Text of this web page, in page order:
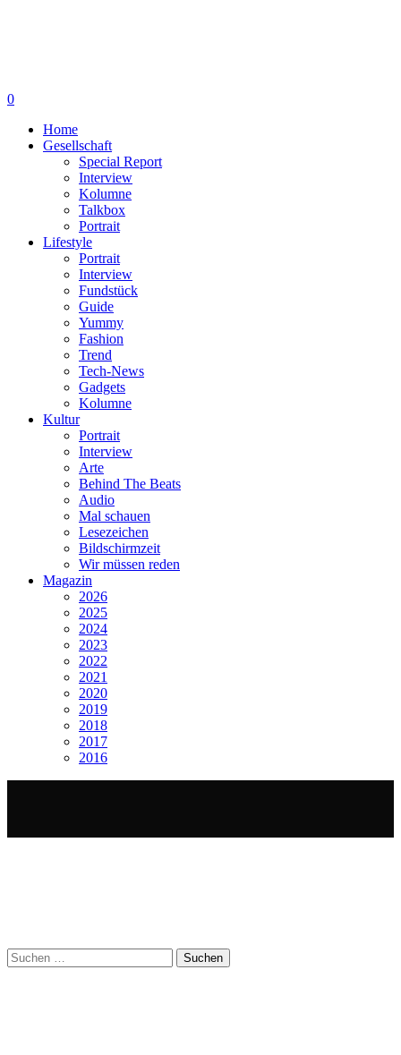
0
Home
Gesellschaft
Special Report
Interview
Kolumne
Talkbox
Portrait
Lifestyle
Portrait
Interview
Fundstück
Guide
Yummy
Fashion
Trend
Tech-News
Gadgets
Kolumne
Kultur
Portrait
Interview
Arte
Behind The Beats
Audio
Mal schauen
Lesezeichen
Bildschirmzeit
Wir müssen reden
Magazin
2026
2025
2024
2023
2022
2021
2020
2019
2018
2017
2016
Suchen
nach: